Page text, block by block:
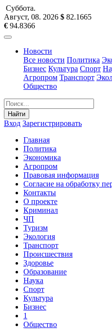
Суббота.
Август, 08. 2026 $ 82.1665
€ 94.8366
Новости
Все новости Политика
Бизнес Культура Спорт
Агропром Транспорт
Общество
Найти
Вход Зарегистрировать
Главная
Политика
Экономика
Агропром
Правовая информация
Согласие на обработку
Контакты
О проекте
Криминал
ЧП
Туризм
Экология
Транспорт
Происшествия
Здоровье
Образование
Наука
Спорт
Культура
Бизнес
1
Общество